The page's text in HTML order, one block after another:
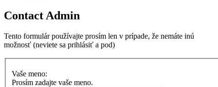
Contact Admin
Tento formulár používajte prosím len v prípade, že nemáte inú
možnosť (neviete sa prihlásiť a pod)
Vaše meno:
Prosím zadajte vaše meno.